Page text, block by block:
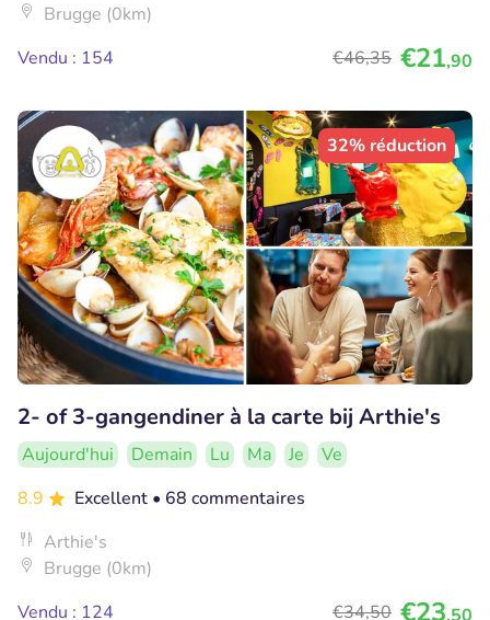
Brugge (0km)
Vendu : 154
€46,35 €21,90
32% réduction
2- of 3-gangendiner à la carte bij Arthie's
Aujourd'hui Demain Lu Ma Je
Ve
8.9
Excellent • 68 commentaires
Arthie's
Brugge (0km)
Vendu : 124
€34,50 €23